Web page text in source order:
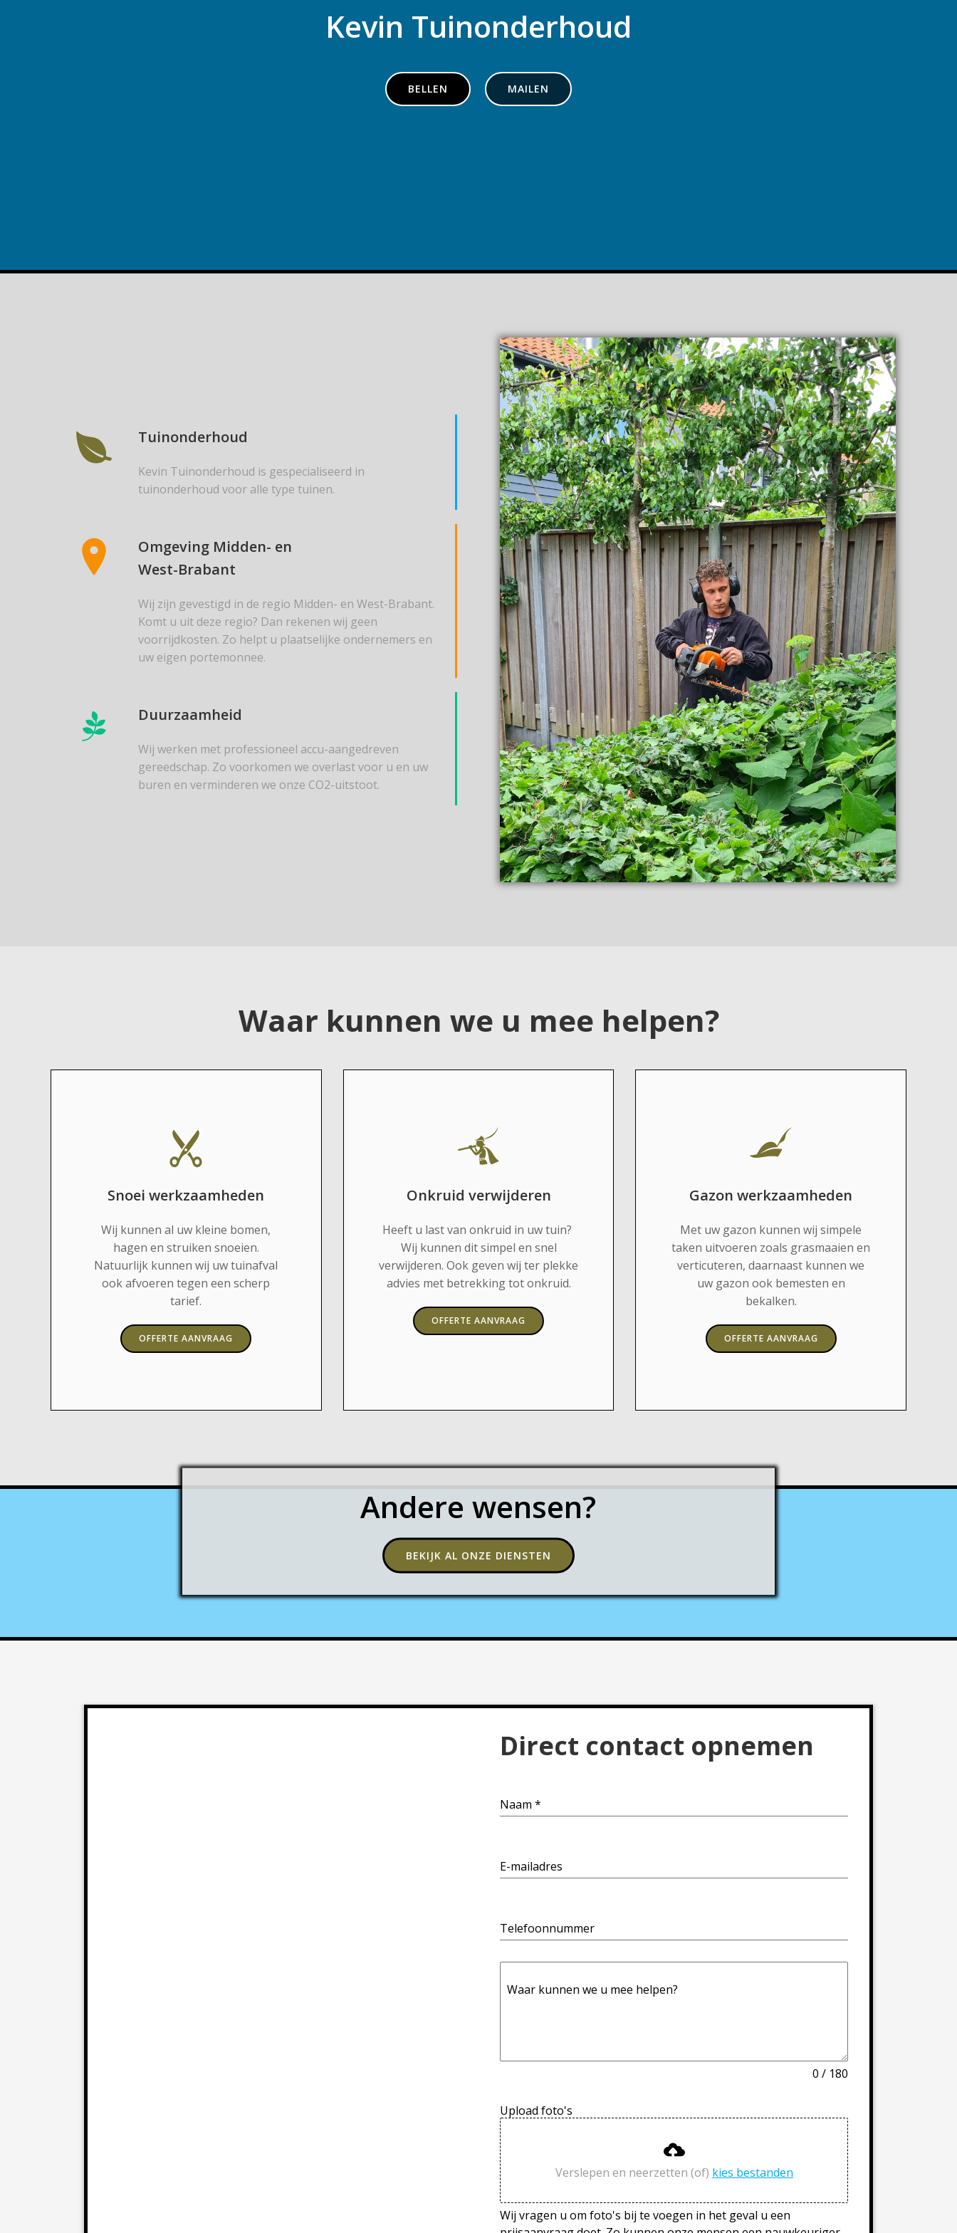
Kevin Tuinonderhoud
BELLEN MAILEN
Tuinonderhoud
Kevin Tuinonderhoud is gespecialiseerd in
tuinonderhoud voor alle type tuinen.
Omgeving Midden- en
West-Brabant
Wij zijn gevestigd in de regio Midden- en West-Brabant.
Komt u uit deze regio? Dan rekenen wij geen
voorrijdkosten. Zo helpt u plaatselijke ondernemers en
uw eigen portemonnee.
Duurzaamheid
Wij werken met professioneel accu-aangedreven
gereedschap. Zo voorkomen we overlast voor u en uw
buren en verminderen we onze CO2-uitstoot.
Waar kunnen we u mee helpen?
Snoei werkzaamheden
Wij kunnen al uw kleine bomen,
hagen en struiken snoeien.
Natuurlijk kunnen wij uw tuinafval
ook afvoeren tegen een scherp
tarief.
OFFERTE AANVRAAG
Onkruid verwijderen
Heeft u last van onkruid in uw tuin?
Wij kunnen dit simpel en snel
verwijderen. Ook geven wij ter plekke
advies met betrekking tot onkruid.
OFFERTE AANVRAAG
Gazon werkzaamheden
Met uw gazon kunnen wij simpele
taken uitvoeren zoals grasmaaien en
verticuteren, daarnaast kunnen we
uw gazon ook bemesten en
bekalken.
OFFERTE AANVRAAG
Andere wensen?
BEKIJK AL ONZE DIENSTEN
Direct contact opnemen
Naam *
E-mailadres
Telefoonnummer
Waar kunnen we u mee helpen?
0 / 180
Upload foto's
Verslepen en neerzetten (of) kies bestanden
Wij vragen u om foto's bij te voegen in het geval u een